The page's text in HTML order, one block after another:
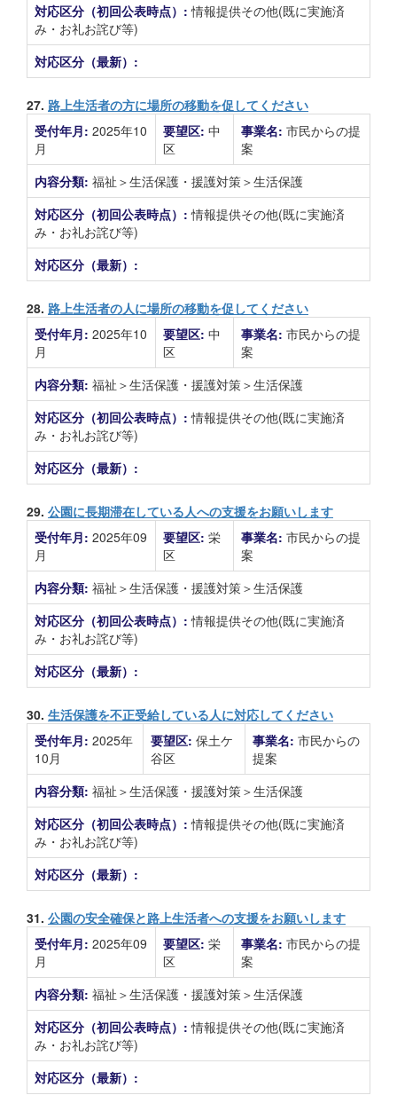
対応区分（初回公表時点）:情報提供その他(既に実施済
み・お礼お詫び等)
対応区分（最新）:
27. 路上生活者の方に場所の移動を促してください
受付年月: 2025年10
月
要望区: 中
区
事業名: 市民からの提
案
内容分類: 福祉＞生活保護・援護対策＞生活保護
対応区分（初回公表時点）:情報提供その他(既に実施済
み・お礼お詫び等)
対応区分（最新）:
28. 路上生活者の人に場所の移動を促してください
受付年月: 2025年10
月
要望区: 中
区
事業名: 市民からの提
案
内容分類: 福祉＞生活保護・援護対策＞生活保護
対応区分（初回公表時点）:情報提供その他(既に実施済
み・お礼お詫び等)
対応区分（最新）:
29. 公園に長期滞在している人への支援をお願いします
受付年月: 2025年09
月
要望区: 栄
区
事業名: 市民からの提
案
内容分類: 福祉＞生活保護・援護対策＞生活保護
対応区分（初回公表時点）:情報提供その他(既に実施済
み・お礼お詫び等)
対応区分（最新）:
30. 生活保護を不正受給している人に対応してください
受付年月: 2025年
10月
要望区: 保土ケ
谷区
事業名: 市民からの
提案
内容分類: 福祉＞生活保護・援護対策＞生活保護
対応区分（初回公表時点）:情報提供その他(既に実施済
み・お礼お詫び等)
対応区分（最新）:
31. 公園の安全確保と路上生活者への支援をお願いします
受付年月: 2025年09
月
要望区: 栄
区
事業名: 市民からの提
案
内容分類: 福祉＞生活保護・援護対策＞生活保護
対応区分（初回公表時点）:情報提供その他(既に実施済
み・お礼お詫び等)
対応区分（最新）: